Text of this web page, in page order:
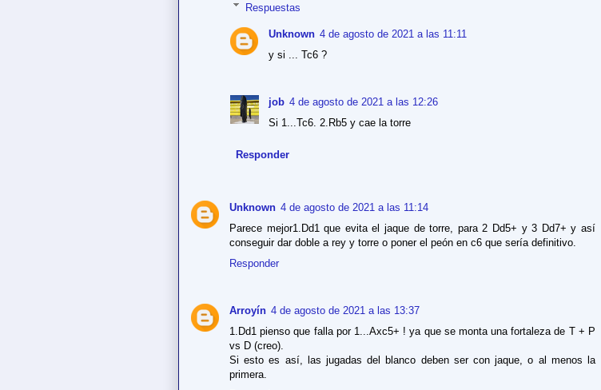
Respuestas
Unknown 4 de agosto de 2021 a las 11:11
y si ... Tc6 ?
job 4 de agosto de 2021 a las 12:26
Si 1...Tc6. 2.Rb5 y cae la torre
Responder
Unknown 4 de agosto de 2021 a las 11:14
Parece mejor1.Dd1 que evita el jaque de torre, para 2 Dd5+ y 3 Dd7+ y así
conseguir dar doble a rey y torre o poner el peón en c6 que sería definitivo.
Responder
Arroyín 4 de agosto de 2021 a las 13:37
1.Dd1 pienso que falla por 1...Axc5+ ! ya que se monta una fortaleza de T + P
vs D (creo).
Si esto es así, las jugadas del blanco deben ser con jaque, o al menos la
primera.